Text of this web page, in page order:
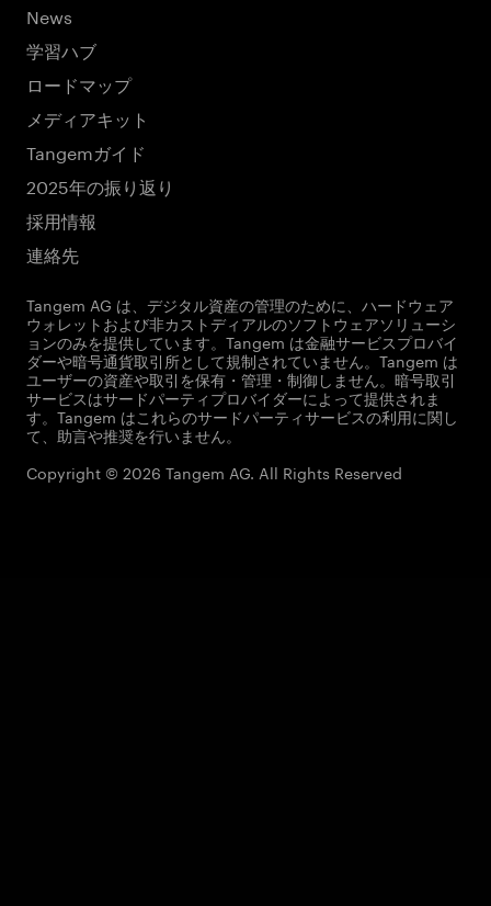
News
学習ハブ
ロードマップ
メディアキット
Tangemガイド
2025年の振り返り
採用情報
連絡先
Tangem AG は、デジタル資産の管理のために、ハードウェア
ウォレットおよび非カストディアルのソフトウェアソリューシ
ョンのみを提供しています。Tangem は金融サービスプロバイ
ダーや暗号通貨取引所として規制されていません。Tangem は
ユーザーの資産や取引を保有・管理・制御しません。暗号取引
サービスはサードパーティプロバイダーによって提供されま
す。Tangem はこれらのサードパーティサービスの利用に関し
て、助言や推奨を行いません。